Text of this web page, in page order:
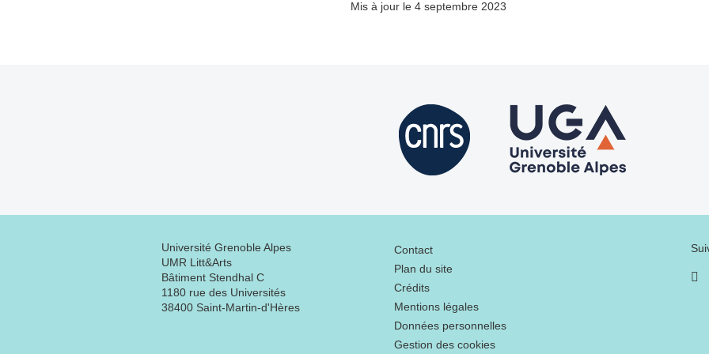
Mis à jour le 4 septembre 2023
Université Grenoble Alpes
UMR Litt&Arts
Bâtiment Stendhal C
1180 rue des Universités
38400 Saint-Martin-d'Hères
Menu footer
Contact
Plan du site
Crédits
Mentions légales
Données personnelles
Gestion des cookies